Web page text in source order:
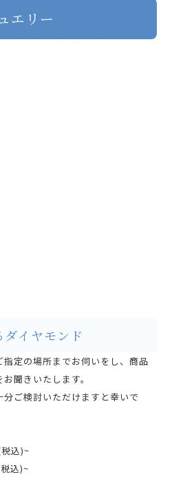
エリー
イヤモンド
定の場所までお伺いをし、商品
聞きいたします。
ご検討いただけますと幸いで
込)~
込)~